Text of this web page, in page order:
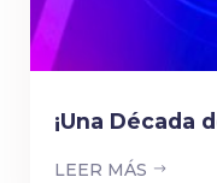
¡Una Década
LEER MÁS